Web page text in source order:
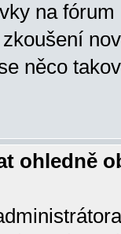
na
něco
ohledně